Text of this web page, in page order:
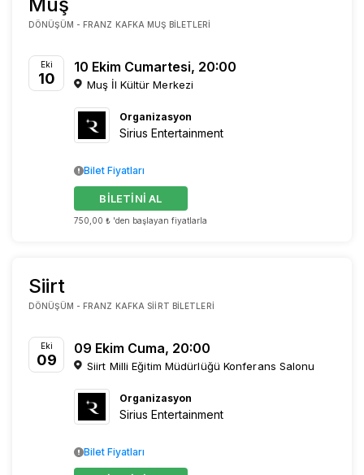
DÖNÜŞÜM - FRANZ KAFKA MUŞ BILETLERI
Eki
10
10 Ekim Cumartesi, 20:00
Muş İl Kültür Merkezi
Organizasyon
Sirius Entertainment
750,00 ₺ 'den başlayan fiyatlarla
BİLETİNİ AL
Bilet Fiyatları
Siirt
DÖNÜŞÜM - FRANZ KAFKA SIIRT BILETLERI
Eki
09
09 Ekim Cuma, 20:00
Siirt Milli Eğitim Müdürlüğü Konferans Salonu
Organizasyon
Sirius Entertainment
Bilet Fiyatları